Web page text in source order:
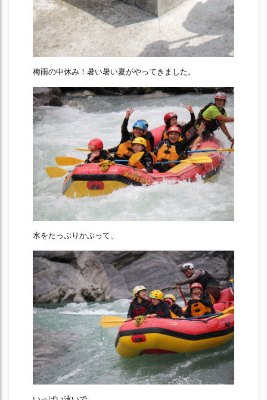
梅雨の中休み！暑い暑い夏がやってきました。
水をたっぷりかぶって、